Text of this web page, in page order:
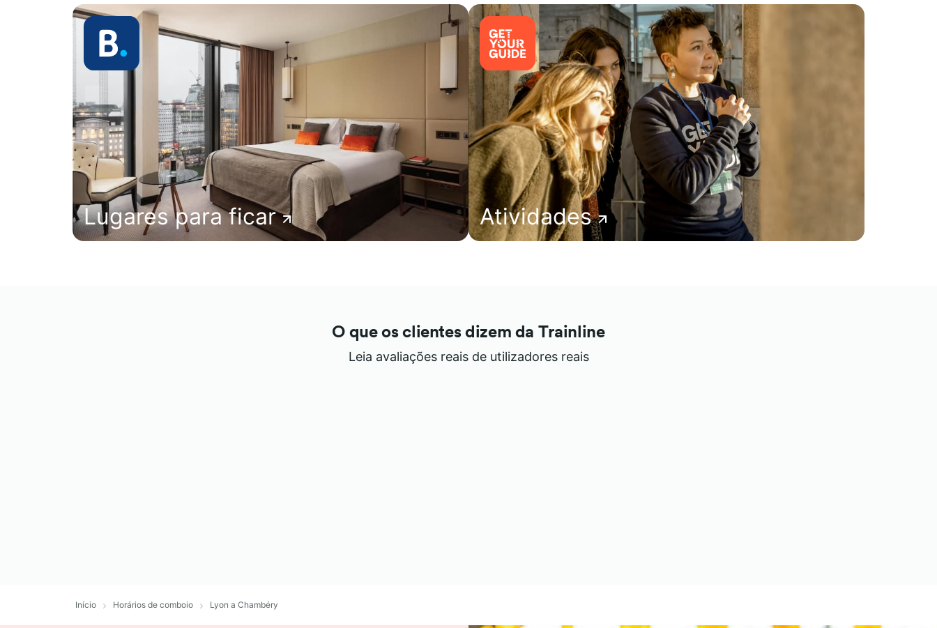
Lugares para ficar Atividades
O que os clientes dizem da Trainline
Leia avaliações reais de utilizadores reais
Início Horários de comboio Lyon a Chambéry